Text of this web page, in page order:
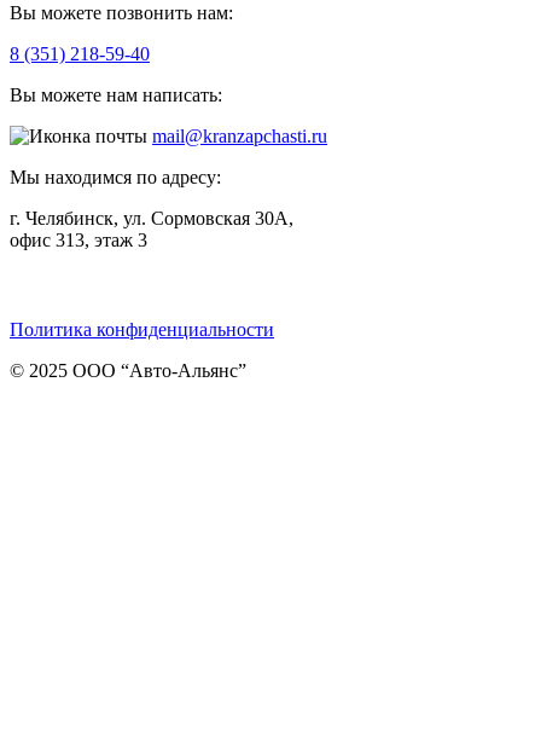
Вы можете позвонить нам:
8 (351) 218-59-40
Вы можете нам написать:
mail@kranzapchasti.ru
Мы находимся по адресу:
г. Челябинск, ул. Сормовская 30А,
офис 313, этаж 3
Политика конфиденциальности
© 2025 ООО “Авто-Альянс”